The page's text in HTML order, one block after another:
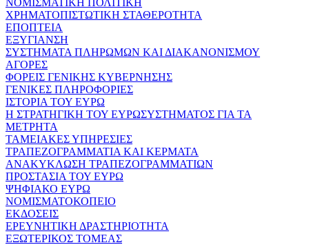
ΧΡΗΜΑΤΟΠΙΣΤΩΤΙΚΗ ΣΤΑΘΕΡΟΤΗΤΑ
ΕΠΟΠΤΕΙΑ
ΕΞΥΓΙΑΝΣΗ
ΣΥΣΤΗΜΑΤΑ ΠΛΗΡΩΜΩΝ ΚΑΙ ΔΙΑΚΑΝΟΝΙΣΜΟΥ
ΑΓΟΡΕΣ
ΦΟΡΕΙΣ ΓΕΝΙΚΗΣ ΚΥΒΕΡΝΗΣΗΣ
ΓΕΝΙΚΕΣ ΠΛΗΡΟΦΟΡΙΕΣ
ΙΣΤΟΡΙΑ ΤΟΥ ΕΥΡΩ
Η ΣΤΡΑΤΗΓΙΚΗ ΤΟΥ ΕΥΡΩΣΥΣΤΗΜΑΤΟΣ ΓΙΑ ΤΑ
ΜΕΤΡΗΤΑ
ΤΑΜΕΙΑΚΕΣ ΥΠΗΡΕΣΙΕΣ
ΤΡΑΠΕΖΟΓΡΑΜΜΑΤΙΑ ΚΑΙ ΚΕΡΜΑΤΑ
ΑΝΑΚΥΚΛΩΣΗ ΤΡΑΠΕΖΟΓΡΑΜΜΑΤΙΩΝ
ΠΡΟΣΤΑΣΙΑ ΤΟΥ ΕΥΡΩ
ΨΗΦΙΑΚΟ ΕΥΡΩ
ΝΟΜΙΣΜΑΤΟΚΟΠΕΙΟ
ΕΚΔΟΣΕΙΣ
ΕΡΕΥΝΗΤΙΚΗ ΔΡΑΣΤΗΡΙΟΤΗΤΑ
ΕΞΩΤΕΡΙΚΟΣ ΤΟΜΕΑΣ